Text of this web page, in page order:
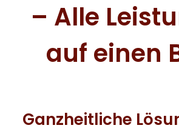
– Alle
auf einen
Ganzheitliche